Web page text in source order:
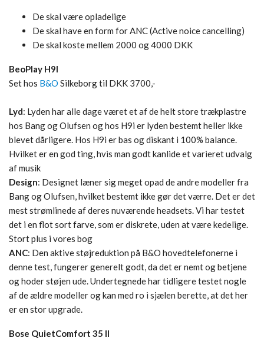
De skal være opladelige
De skal have en form for ANC (Active noice cancelling)
De skal koste mellem 2000 og 4000 DKK
BeoPlay H9I
Set hos B&O Silkeborg til DKK 3700,-
Lyd: Lyden har alle dage været et af de helt store trækplastre
hos Bang og Olufsen og hos H9i er lyden bestemt heller ikke
blevet dårligere. Hos H9i er bas og diskant i 100% balance.
Hvilket er en god ting, hvis man godt kanlide et varieret udvalg
af musik
Design: Designet læner sig meget opad de andre modeller fra
Bang og Olufsen, hvilket bestemt ikke gør det værre. Det er det
mest strømlinede af deres nuværende headsets. Vi har testet
det i en flot sort farve, som er diskrete, uden at være kedelige.
Stort plus i vores bog
ANC: Den aktive støjreduktion på B&O hovedtelefonerne i
denne test, fungerer generelt godt, da det er nemt og betjene
og hoder støjen ude. Undertegnede har tidligere testet nogle
af de ældre modeller og kan med ro i sjælen berette, at det her
er en stor upgrade.
Bose QuietComfort 35 II